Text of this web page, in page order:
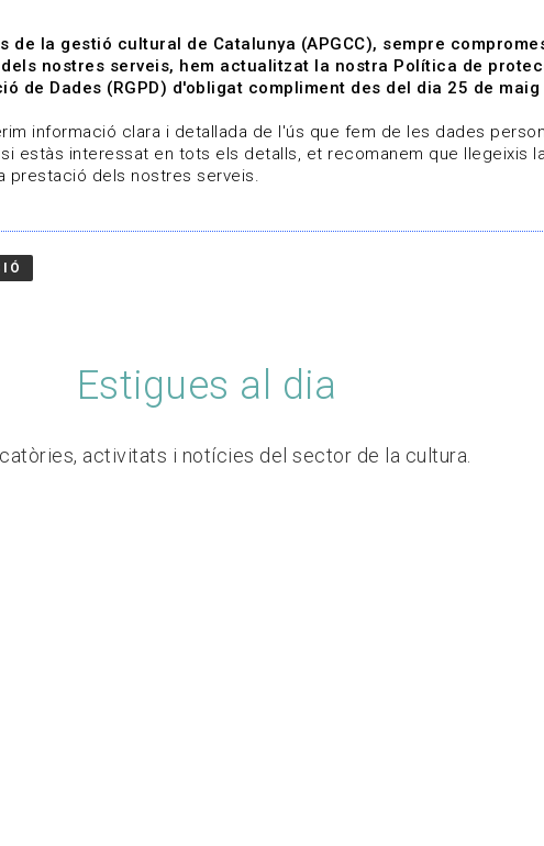
Línies de treball Projectes Serveis A qui representem
Estigues al dia
activitats i notícies del sector de la cultura.
de la gestió cultural de Catalunya (APGCC), sempre
nostres serveis, hem actualitzat la nostra Política de
de Dades (RGPD) d'obligat compliment des del dia 25 de maig
informació clara i detallada de l'ús que fem de les dades
estàs interessat en tots els detalls, et recomanem que llegeixis
prestació dels nostres serveis.